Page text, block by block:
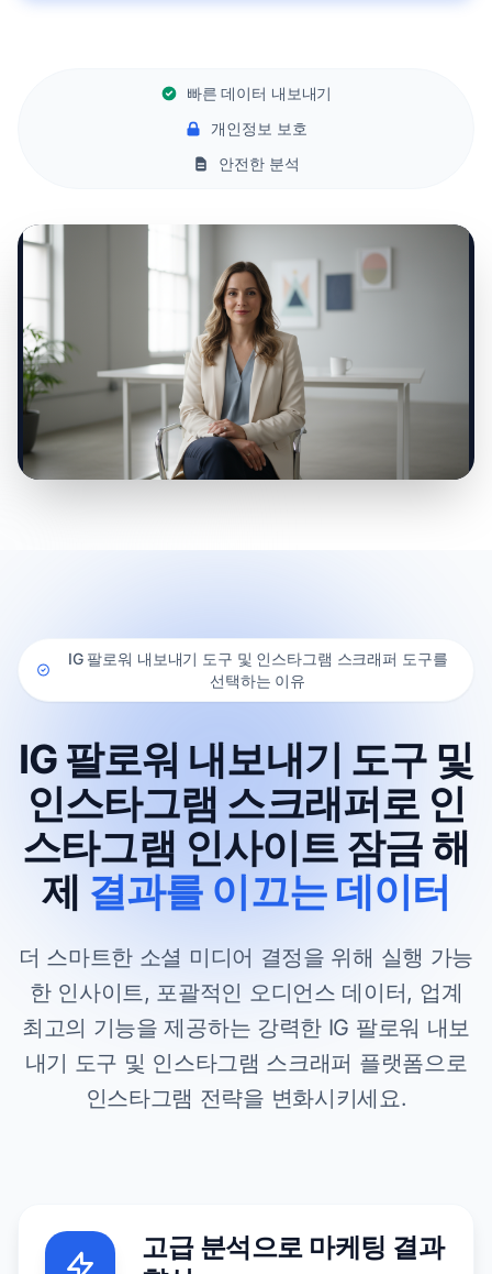
빠른 데이터 내보내기
개인정보 보호
안전한 분석
0:00 / 0:00
IG 팔로워 내보내기 도구 및 인스타그램 스크래퍼 도구를
선택하는 이유
IG 팔로워 내보내기 도구 및
인스타그램 스크래퍼로 인
스타그램 인사이트 잠금 해
제 결과를 이끄는 데이터
더 스마트한 소셜 미디어 결정을 위해 실행 가능
한 인사이트, 포괄적인 오디언스 데이터, 업계
최고의 기능을 제공하는 강력한 IG 팔로워 내보
내기 도구 및 인스타그램 스크래퍼 플랫폼으로
인스타그램 전략을 변화시키세요.
고급 분석으로 마케팅 결과